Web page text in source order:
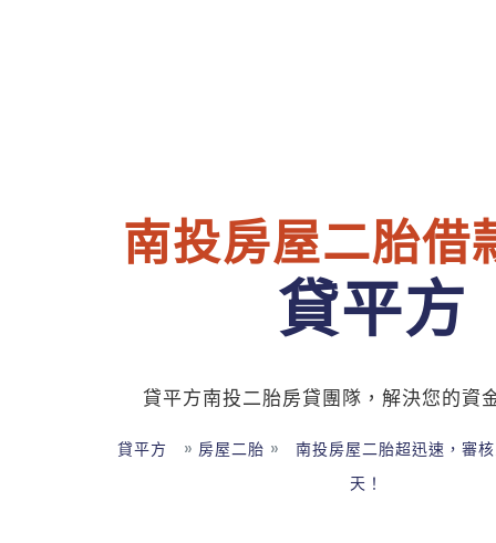
南投房屋二胎借
貸平方
貸平方南投二胎房貸團隊，解決您的資
貸平方 » 房屋二胎 »
南投房屋二胎超迅速，審
天！